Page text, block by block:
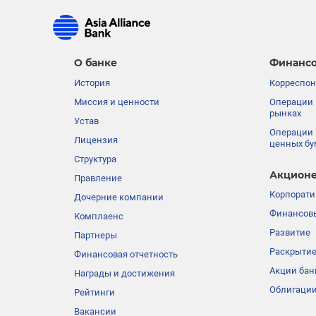
О банке
История
Миссия и ценности
Устав
Лицензия
Структура
Правление
Дочерние компании
Комплаенс
Партнеры
Финансовая отчетность
Награды и достижения
Рейтинги
Вакансии
Операции
рынках
Операции
ценных
Развитие
Акции